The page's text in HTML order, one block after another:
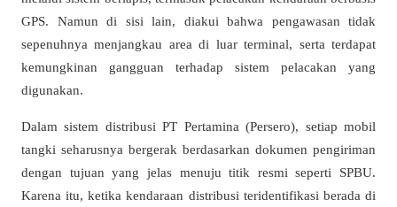
GPS. Namun di sisi lain, diakui bahwa pengawasan tidak
sepenuhnya menjangkau area di luar terminal, serta terdapat
kemungkinan gangguan terhadap sistem pelacakan yang
digunakan.
Dalam sistem distribusiPT Pertamina (Persero), setiap mobil
tangki seharusnya bergerak berdasarkan dokumen pengiriman
dengan tujuan yang jelas menuju titik resmi seperti SPBU.
Karena itu, ketika kendaraan distribusi teridentifikasi berada di